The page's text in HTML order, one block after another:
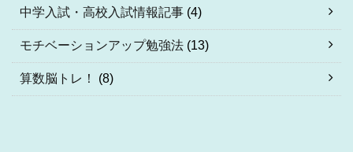
中学入試・高校入試情報記事 (4)
モチベーションアップ勉強法 (13)
算数脳トレ！ (8)